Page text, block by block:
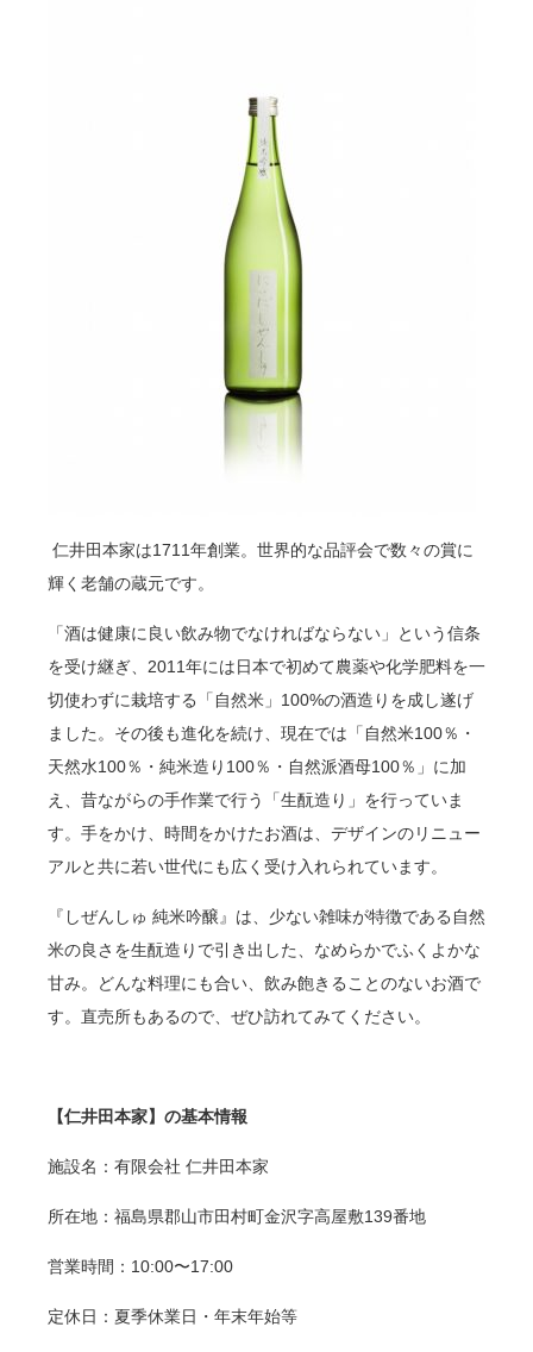
仁井田本家は1711年創業。世界的な品評会で数々の賞に
輝く老舗の蔵元です。
「酒は健康に良い飲み物でなければならない」という信条
を受け継ぎ、 2011年には日本で初めて農薬や化学肥料を一
切使わずに栽培する「自然米」 100%の酒造りを成し遂げ
ました。その後も進化を続け、現在では「自然米100％・
天然水100％・純米造り 100％・自然派酒母100％」に加
え、昔ながらの手作業で行う「生酛造り」を行っていま
す。手をかけ、時間をかけたお酒は、デザインのリニュー
アルと共に若い世代にも広く受け入れられています。
『しぜんしゅ 純米吟醸』は、少ない雑味が特徴である自然
米の良さを生酛造りで引き出した、なめらかでふくよかな
甘み。どんな料理にも合い、飲み飽きることのないお酒で
す。直売所もあるので、ぜひ訪れてみてください。
【仁井田本家】の基本情報
施設名：有限会社 仁井田本家
所在地：福島県郡山市田村町金沢字高屋敷139番地
営業時間： 10:00〜17:00
定休日：夏季休業日・年末年始等